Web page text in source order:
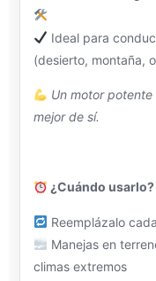
Ideal para
(desierto, montaña,
Un motor
mejor de sí.
¿Cuándo usarlo?
Reemplázalo
Manejas en
climas extremos